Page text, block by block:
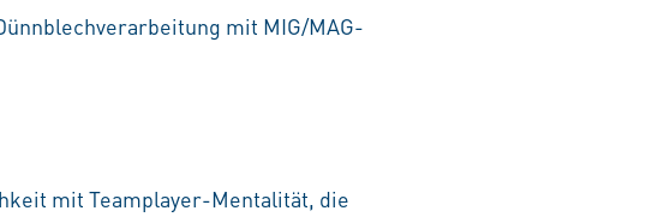
mit MIG/MAG-
mit Teamplayer-Mentalität, die